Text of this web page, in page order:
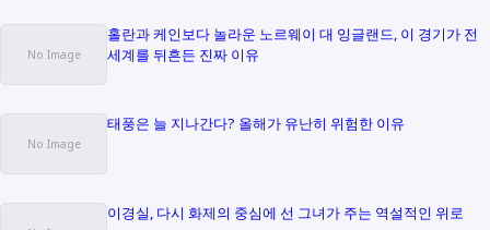
홀란과 케인보다 놀라운 노르웨이 대 잉글랜드, 이 경기가 전
세계를 뒤흔든 진짜 이유
태풍은 늘 지나간다? 올해가 유난히 위험한 이유
이경실, 다시 화제의 중심에 선 그녀가 주는 역설적인 위로